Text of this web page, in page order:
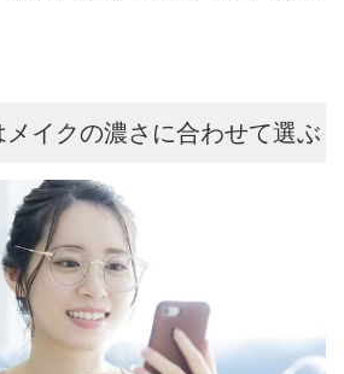
イクの濃さに合わせて選ぶ